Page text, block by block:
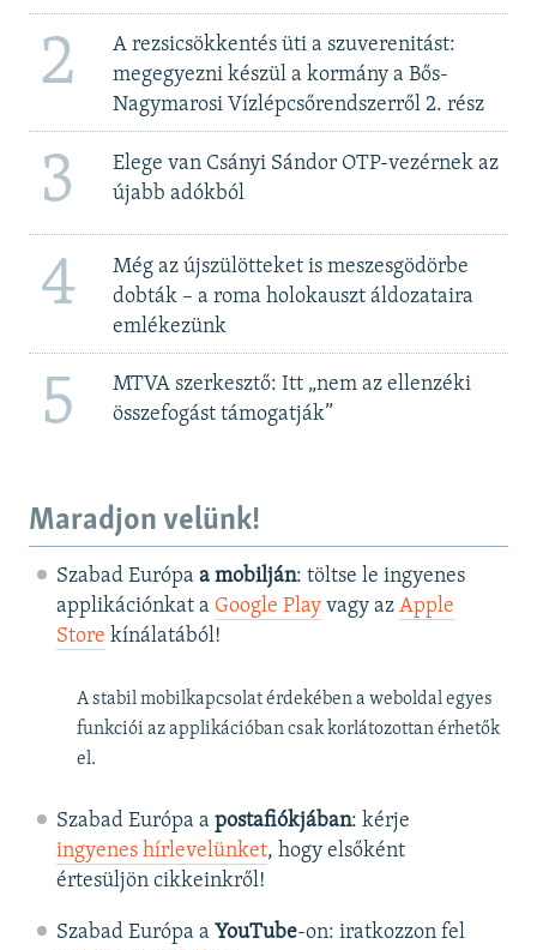
2
A rezsicsökkentés üti a szuverenitást:
megegyezni készül a kormány a Bős-
Nagymarosi Vízlépcsőrendszerről 2. rész
3
Elege van Csányi Sándor OTP-vezérnek az
újabb adókból
4
Még az újszülötteket is meszesgödörbe
dobták – a roma holokauszt áldozataira
emlékezünk
5
MTVA szerkesztő: Itt „nem az ellenzéki
összefogást támogatják”
Maradjon velünk!
Szabad Európa a mobilján: töltse le ingyenes
applikációnkat a Google Playvagy az Apple
Store kínálatából!
A stabil mobilkapcsolat érdekében a weboldal egyes
funkciói az applikációban csak korlátozottan érhetők
el.
Szabad Európa a postafiókjában: kérje
ingyenes hírlevelünket, hogy elsőként
értesüljön cikkeinkről!
Szabad Európa a YouTube-on: iratkozzon fel